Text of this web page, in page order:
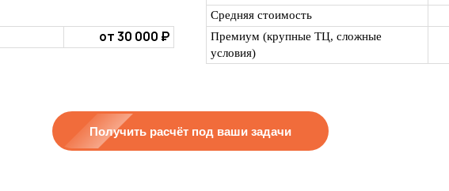
от 30 000 ₽
Средняя стоимость
Премиум (крупные ТЦ, сложные
условия)
Получить расчёт под ваши задачи